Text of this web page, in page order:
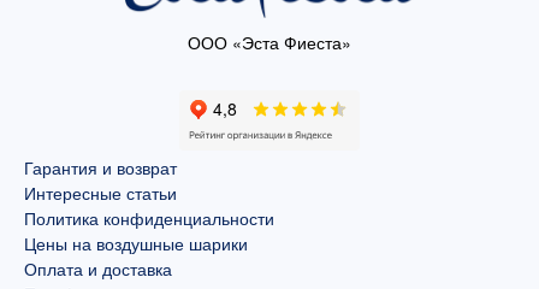
ООО «Эста Фиеста»
Гарантия и возврат
Интересные статьи
Политика конфиденциальности
Цены на воздушные шарики
Оплата и доставка